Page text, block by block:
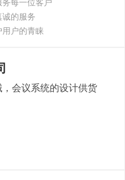
的服务
户的青睐
会议系统的设计供货